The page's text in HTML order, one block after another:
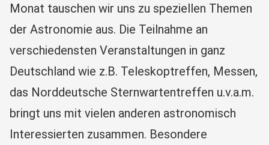
Monat tauschen wir uns zu speziellen Themen
der Astronomie aus. Die Teilnahme an
verschiedensten Veranstaltungen in ganz
Deutschland wie z.B. Teleskoptreffen, Messen,
das Norddeutsche Sternwartentreffen u.v.a.m.
bringt uns mit vielen anderen astronomisch
Interessierten zusammen. Besondere